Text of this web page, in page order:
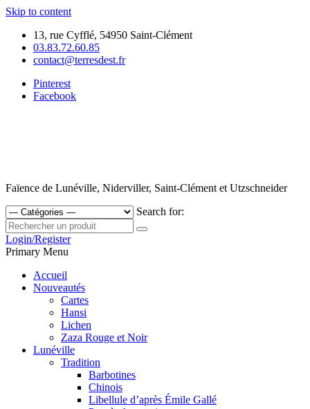
Skip to content
13, rue Cyfflé, 54950 Saint-Clément
03.83.72.60.85
contact@terresdest.fr
Pinterest
Facebook
Faïence de Lunéville, Niderviller, Saint-Clément et Utzschneider
Search for:
Login/Register
Primary Menu
Accueil
Nouveautés
Cartes
Hansi
Lichen
Zaza Rouge et Noir
Lunéville
Tradition
Barbotines
Chinois
Libellule d’après Émile Gallé